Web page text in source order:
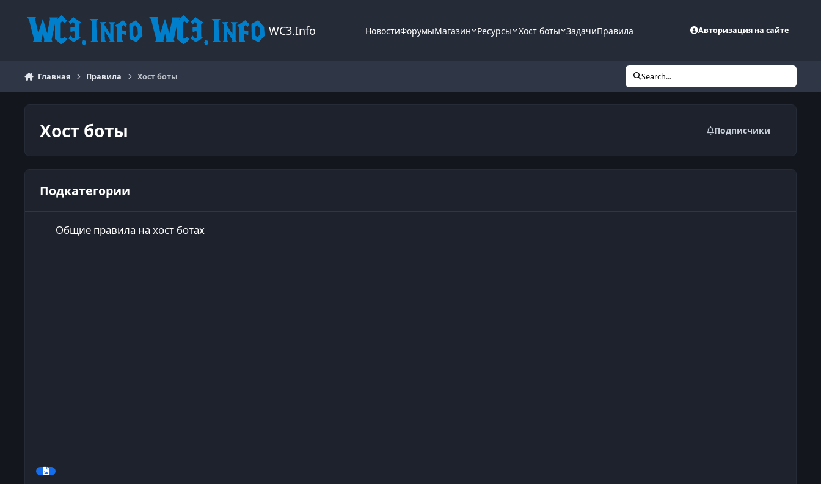
WC3.Info НовостиФорумыМагазин Ресурсы Хост боты ЗадачиПравила Авторизация на сайте
Главная Правила Хост боты Search...
Хост боты Подписчики
Подкатегории
Общие правила на хост ботах